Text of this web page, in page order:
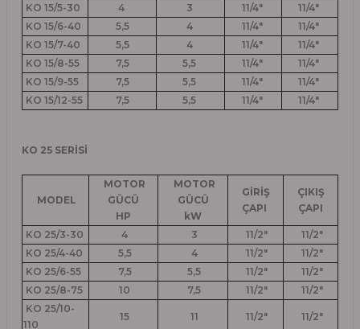
KO 15/5-30
4 3 11/4"
11/4"
KO 15/6-40
5,5 4 11/4"
11/4"
KO 15/7-40
5,5 4 11/4"
11/4"
KO 15/8-55
7,5 5,5 11/4"
11/4"
KO 15/9-55
7,5 5,5 11/4"
11/4"
KO 15/12-55
7,5 5,5 11/4" 11/4"
KO 25 SERİSİ
MODEL
MOTOR
GÜCÜ
HP
MOTOR
GÜCÜ
kW
GİRİŞ
ÇAPI
ÇIKIŞ
ÇAPI
KO 25/3-30 4 3 11/2"
11/2"
KO 25/4-40
5,5 4 11/2"
11/2"
KO 25/6-55
7,5 5,5 11/2"
11/2"
KO 25/8-75
10 7,5 11/2"
11/2"
KO 25/10-
110
15 11 11/2" 11/2"